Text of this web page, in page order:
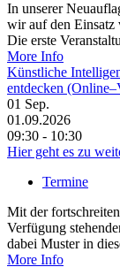
In unserer
wir auf den Einsatz
Die erste
More Info
Künstliche
entdecken
01 Sep.
01.09.2026
09:30 - 10:30
Hier geht es zu
Termine
Mit der
Verfügung
dabei Muster in
More Info